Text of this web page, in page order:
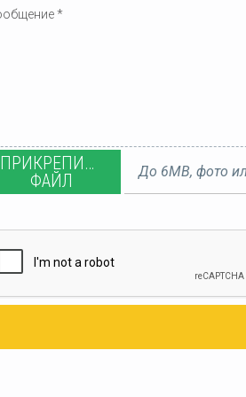
ПРИКРЕПИТЬ
ФАЙЛ
До 6MB, фото